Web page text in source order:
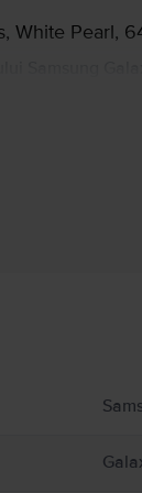
White Pearl,